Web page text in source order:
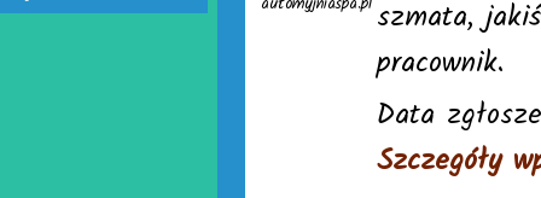
szmata,
pracownik.
Data
Szczegóły